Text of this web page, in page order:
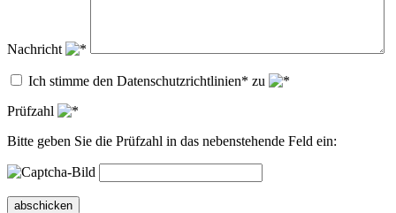
Nachricht
Ich stimme den Datenschutzrichtlinien* zu
Prüfzahl
Bitte geben Sie die Prüfzahl in das nebenstehende Feld ein:
abschicken